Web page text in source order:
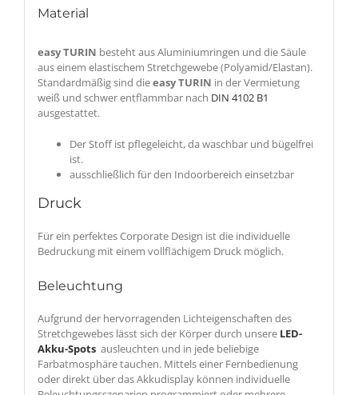
Material
easyTURIN besteht aus Aluminiumringen und die Säule
aus einem elastischem Stretchgewebe (Polyamid/Elastan).
Standardmäßig sind dieeasyTURIN in der Vermietung
weiß und schwer entflammbar nach DIN 4102 B1
ausgestattet.
Der Stoff ist pflegeleicht, da waschbar und bügelfrei
ist.
ausschließlich für den Indoorbereich einsetzbar
Druck
Für ein perfektes Corporate Design ist die individuelle
Bedruckung mit einem vollflächigem Druck möglich.
Beleuchtung
Aufgrund der hervorragenden Lichteigenschaften des
Stretchgewebes lässt sich der Körper durch unsere LED-
Akku-Spotsausleuchten und in jede beliebige
Farbatmosphäre tauchen. Mittels einer Fernbedienung
oder direkt über das Akkudisplay können individuelle